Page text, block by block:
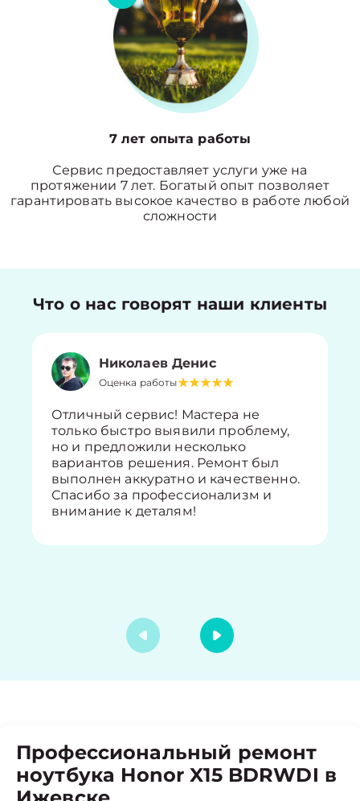
7 лет опыта работы
Сервис предоставляет услуги уже на
протяжении 7 лет. Богатый опыт позволяет
гарантировать высокое качество в работе любой
сложности
Что о нас говорят наши клиенты
Николаев Денис
Оценка работы
Отличный сервис! Мастера не
только быстро выявили проблему,
но и предложили несколько
вариантов решения. Ремонт был
выполнен аккуратно и качественно.
Спасибо за профессионализм и
внимание к деталям!
Профессиональный ремонт
ноутбука Honor X15 BDRWDI в